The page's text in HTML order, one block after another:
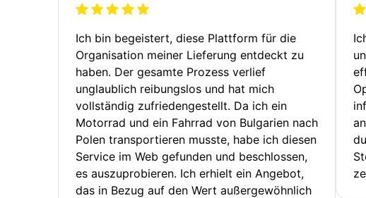
Ich bin begeistert, diese Plattform für die
Organisation meiner Lieferung entdeckt zu
haben. Der gesamte Prozess verlief
unglaublich reibungslos und hat mich
vollständig zufriedengestellt. Da ich ein
Motorrad und ein Fahrrad von Bulgarien nach
Polen transportieren musste, habe ich diesen
Service im Web gefunden und beschlossen,
es auszuprobieren. Ich erhielt ein Angebot,
das in Bezug auf den Wert außergewöhnlich